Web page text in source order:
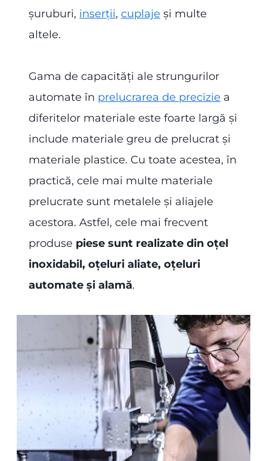
șuruburi, inserții, cuplaje și multe
altele.
Gama de capacități ale strungurilor
automate în prelucrarea de precizie a
diferitelor materiale este foarte largă și
include materiale greu de prelucrat și
materiale plastice. Cu toate acestea, în
practică, cele mai multe materiale
prelucrate sunt metalele și aliajele
acestora. Astfel, cele mai frecvent
produse piese sunt realizate din oțel
inoxidabil, oțeluri aliate, oțeluri
automate și alamă.